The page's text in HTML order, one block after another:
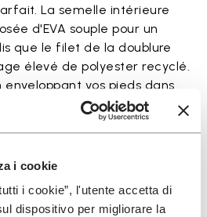
i cookie
i cookie”, l'utente accetta di
dispositivo per migliorare la
La semelle intérieure
d'EVA souple pour un
que le filet de la doublure
élevé de polyester recyclé.
enveloppant vos pieds dans
connaîtrez le confort.